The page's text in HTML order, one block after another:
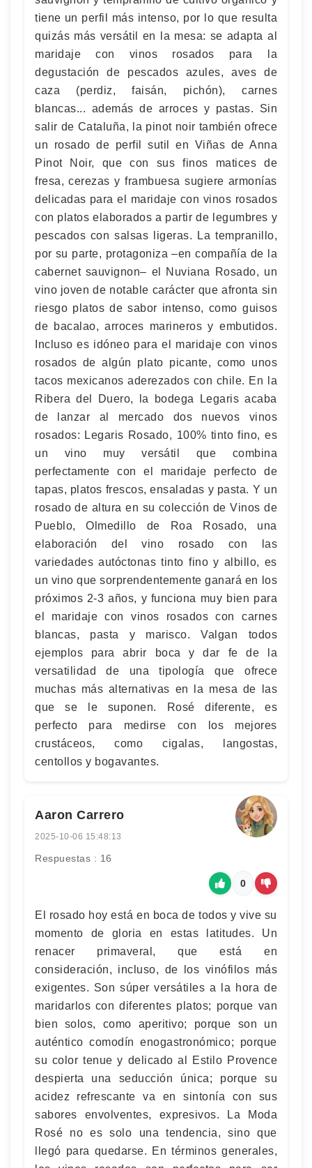
tiene un perfil más intenso, por lo que resulta
quizás más versátil en la mesa: se adapta al
maridaje con vinos rosados para la
degustación de pescados azules, aves de
caza (perdiz, faisán, pichón), carnes
blancas... además de arroces y pastas. Sin
salir de Cataluña, la pinot noir también ofrece
un rosado de perfil sutil en Viñas de Anna
Pinot Noir, que con sus finos matices de
fresa, cerezas y frambuesa sugiere armonías
delicadas para el maridaje con vinos rosados
con platos elaborados a partir de legumbres y
pescados con salsas ligeras. La tempranillo,
por su parte, protagoniza –en compañía de la
cabernet sauvignon– el Nuviana Rosado, un
vino joven de notable carácter que afronta sin
riesgo platos de sabor intenso, como guisos
de bacalao, arroces marineros y embutidos.
Incluso es idóneo para el maridaje con vinos
rosados de algún plato picante, como unos
tacos mexicanos aderezados con chile. En la
Ribera del Duero, la bodega Legaris acaba
de lanzar al mercado dos nuevos vinos
rosados: Legaris Rosado, 100% tinto fino, es
un vino muy versátil que combina
perfectamente con el maridaje perfecto de
tapas, platos frescos, ensaladas y pasta. Y un
rosado de altura en su colección de Vinos de
Pueblo, Olmedillo de Roa Rosado, una
elaboración del vino rosado con las
variedades autóctonas tinto fino y albillo, es
un vino que sorprendentemente ganará en los
próximos 2-3 años, y funciona muy bien para
el maridaje con vinos rosados con carnes
blancas, pasta y marisco. Valgan todos
ejemplos para abrir boca y dar fe de la
versatilidad de una tipología que ofrece
muchas más alternativas en la mesa de las
que se le suponen. Rosé diferente, es
perfecto para medirse con los mejores
crustáceos, como cigalas, langostas,
centollos y bogavantes.
Aaron Carrero
2025-10-06 15:48:13
Respuestas : 16
0
El rosado hoy está en boca de todos y vive su
momento de gloria en estas latitudes. Un
renacer primaveral, que está en
consideración, incluso, de los vinófilos más
exigentes. Son súper versátiles a la hora de
maridarlos con diferentes platos; porque van
bien solos, como aperitivo; porque son un
auténtico comodín enogastronómico; porque
su color tenue y delicado al Estilo Provence
despierta una seducción única; porque su
acidez refrescante va en sintonía con sus
sabores envolventes, expresivos. La Moda
Rosé no es solo una tendencia, sino que
llegó para quedarse. En términos generales,